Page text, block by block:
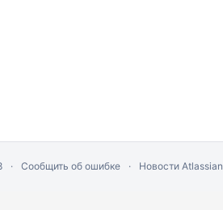
Сообщить об ошибке Новости Atlassian